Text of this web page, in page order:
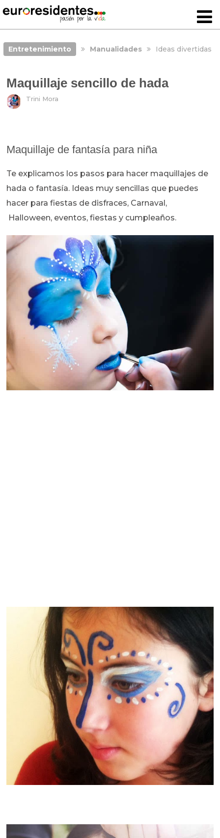
Entretenimiento Manualidades Ideas divertidas
Maquillaje sencillo de hada
Trini Mora
Maquillaje de fantasía para niña
Te explicamos los pasos para hacer maquillajes de
hada o fantasía. Ideas muy sencillas que puedes
hacer para fiestas de disfraces, Carnaval,
Halloween, eventos, fiestas y cumpleaños.